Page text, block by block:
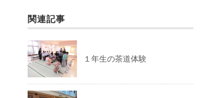
関連記事
１年生の茶道体験